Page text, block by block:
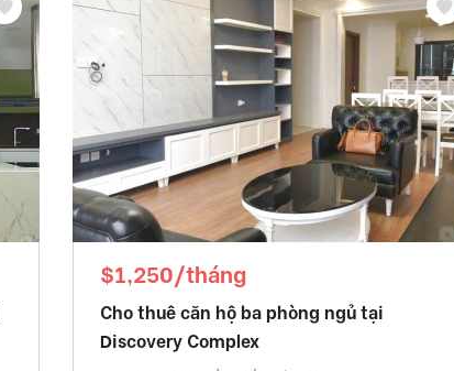
$1,250/tháng
Cho thuê căn hộ ba phòng ngủ tại
Discovery Complex